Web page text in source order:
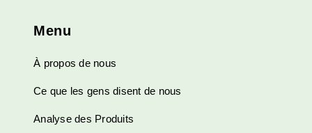
Menu
À propos de nous
Ce que les gens disent de nous
Analyse des Produits